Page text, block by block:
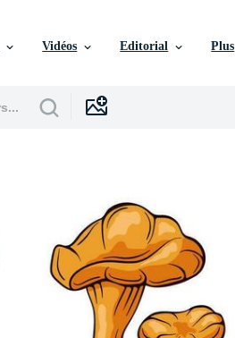
Vidéos Editorial Plus